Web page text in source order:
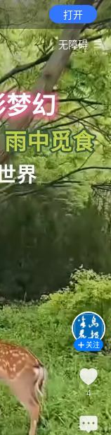
打开
无障碍
关注
4